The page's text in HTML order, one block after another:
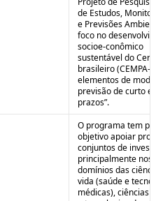
de Estudos,
e Previsões
foco no
socioe-conômico
sustentável do
brasileiro (CEMPA-
elementos de
previsão de curto e
prazos”.
O programa tem
objetivo apoiar
conjuntos de
principalmente nos
domínios das
vida (saúde e
médicas), ciências